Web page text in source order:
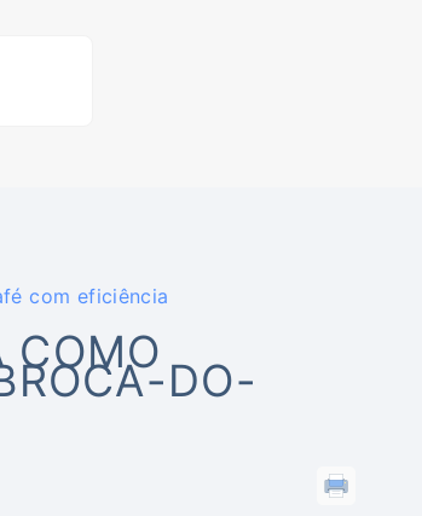
com eficiência
COMO
DO-